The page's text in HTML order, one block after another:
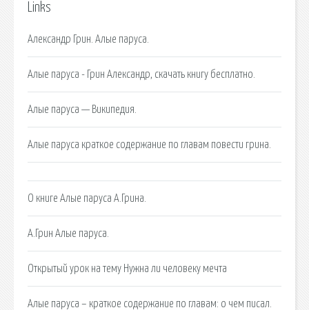
Links
Александр Грин. Алые паруса.
Алые паруса - Грин Александр, скачать книгу бесплатно.
Алые паруса — Википедия.
Алые паруса краткое содержание по главам повести грина.
О книге Алые паруса А.Грина.
А.Грин Алые паруса.
Открытый урок на тему Нужна ли человеку мечта
Алые паруса – краткое содержание по главам: о чем писал.